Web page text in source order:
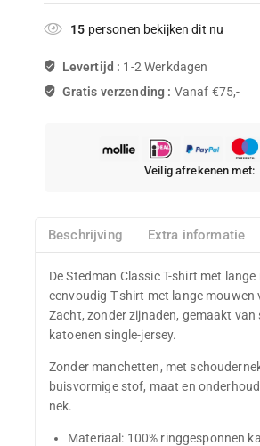
15 personen bekijken dit nu
Levertijd : 1-2 Werkdagen
Gratis verzending : Vanaf €75,-
Veilig afrekenen met:
Beschrijving Extra informatie
De Stedman Classic T-shirt met lange
eenvoudig T-shirt met lange mouwen
Zacht, zonder zijnaden, gemaakt van
katoenen single-jersey.
Zonder manchetten, met
buisvormige stof, maat en
nek.
Materiaal: 100% ringgesponnen